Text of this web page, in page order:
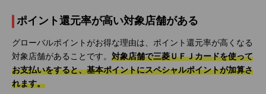
ポイント還元率が高い対象店舗がある
グローバルポイントがお得な理由は、ポイント還元率が高くなる
対象店舗があることです。 対象店舗で三菱ＵＦＪカードを使って
お支払いをすると、基本ポイントにスペシャルポイントが加算さ
れます。